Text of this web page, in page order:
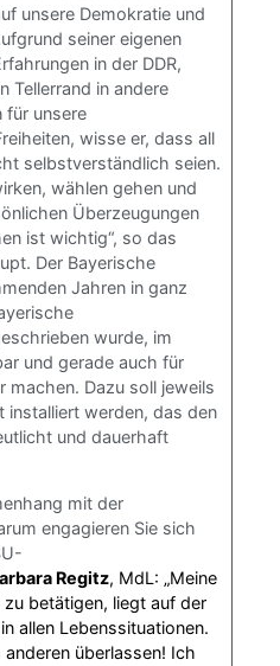
unsere Demokratie und
seiner eigenen
in der DDR,
Tellerrand in andere
für unsere
wisse er, dass all
selbstverständlich seien.
wählen gehen und
Überzeugungen
ist wichtig“, so das
Der Bayerische
Jahren in ganz
wurde, im
und gerade auch für
machen. Dazu soll jeweils
installiert werden, das den
und dauerhaft
mit der
engagieren Sie sich
Regitz, MdL: „Meine
betätigen, liegt auf der
allen Lebenssituationen.
überlassen! Ich